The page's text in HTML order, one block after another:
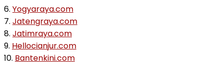
6. Yogyaraya.com
7. Jatengraya.com
8. Jatimraya.com
9. Hellocianjur.com
10. Bantenkini.com